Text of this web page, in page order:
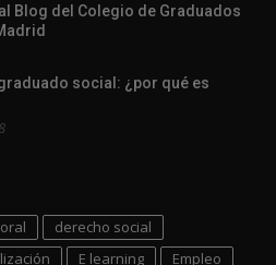
Blog del Colegio de Graduados
social: ¿por qué es
derecho social
E learning Empleo